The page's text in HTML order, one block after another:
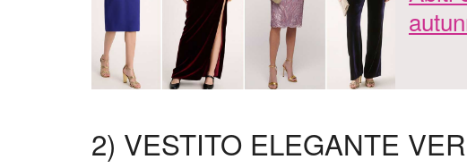
2) VESTITO ELEGANTE